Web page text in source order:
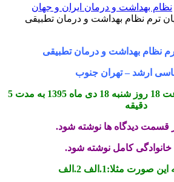
نظام بهداشت و درمان ایران و جهان
ترم نظام بهداشت و درمان تطبیقی
نظام بهداشت و درمان تطبیقی
ارشد – تهران جنوب
امتحان آنلاین راس ساعت 18 روز شنبه 18 دی ماه 1395 به مدت 5
دقیقه
قسمت دیدگاه ها نوشته شود.
خانوادگی کامل نوشته شود.
صورت مثلا:1.الف 2.الف